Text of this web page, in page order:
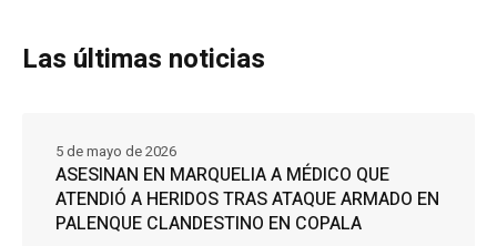
Las últimas noticias
ASESINAN EN MARQUELIA A MÉDICO QUE
ATENDIÓ A HERIDOS TRAS ATAQUE ARMADO EN
PALENQUE CLANDESTINO EN COPALA
5 de mayo de 2026